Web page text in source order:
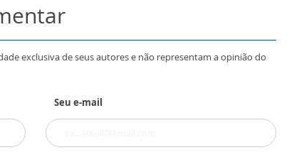
exclusiva de seus autores e não representam a opinião do
Seu e-mail